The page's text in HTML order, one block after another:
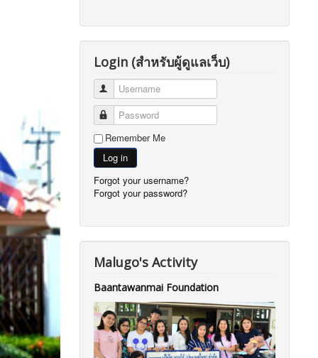
Login (สำหรับผู้ดูแลเว็บ)
Username
Password
Remember Me
Log in
Forgot your username?
Forgot your password?
Malugo's Activity
Baantawanmai Foundation